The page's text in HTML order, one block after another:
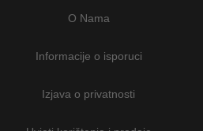
O Nama
Informacije o isporuci
Izjava o privatnosti